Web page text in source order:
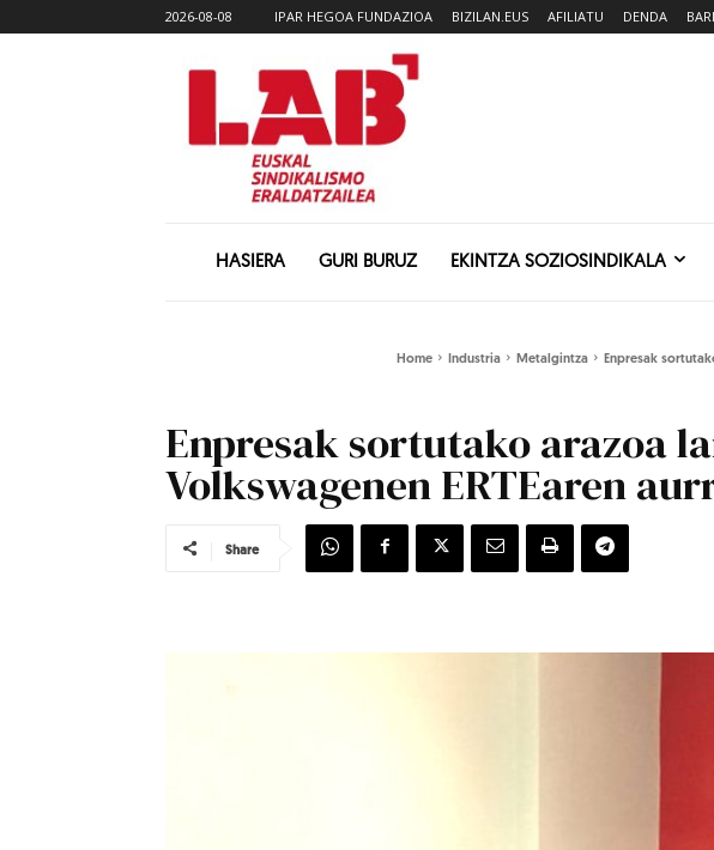
2026-08-08 IPAR HEGOA FUNDAZIOA BIZILAN.EUS AFILIATU DENDA
HASIERA GURI BURUZ EKINTZA SOZIOSINDIKALA
Home Industria Metalgintza Enpresak
Enpresak sortutako arazoa
Volkswagenen ERTEaren
Share